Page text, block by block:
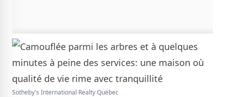
Sotheby's International Realty Québec